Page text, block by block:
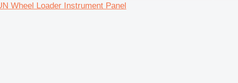
Wheel Loader Instrument Panel